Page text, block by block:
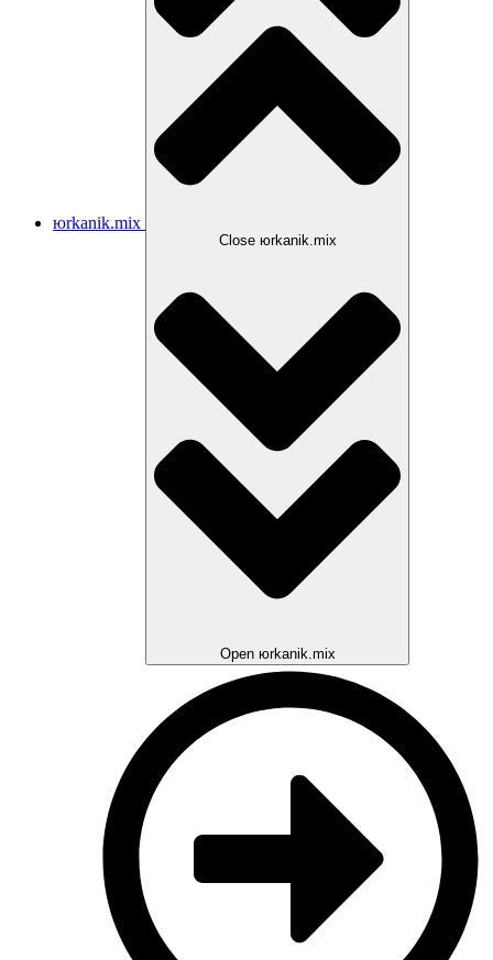
юrkanik.mix
Close юrkanik.mix
Open юrkanik.mix